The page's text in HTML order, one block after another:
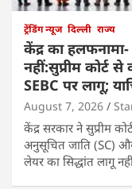
ट्रेंडिंग न्यूज दिल्ली राज्य
केंद्र का
नहीं:सुप्रीम कोर्ट
SEBC पर लागू;
August 7, 2026
केंद्र सरकार ने सुप्रीम
अनुसूचित जाति (SC)
लेयर का सिद्धांत लागू